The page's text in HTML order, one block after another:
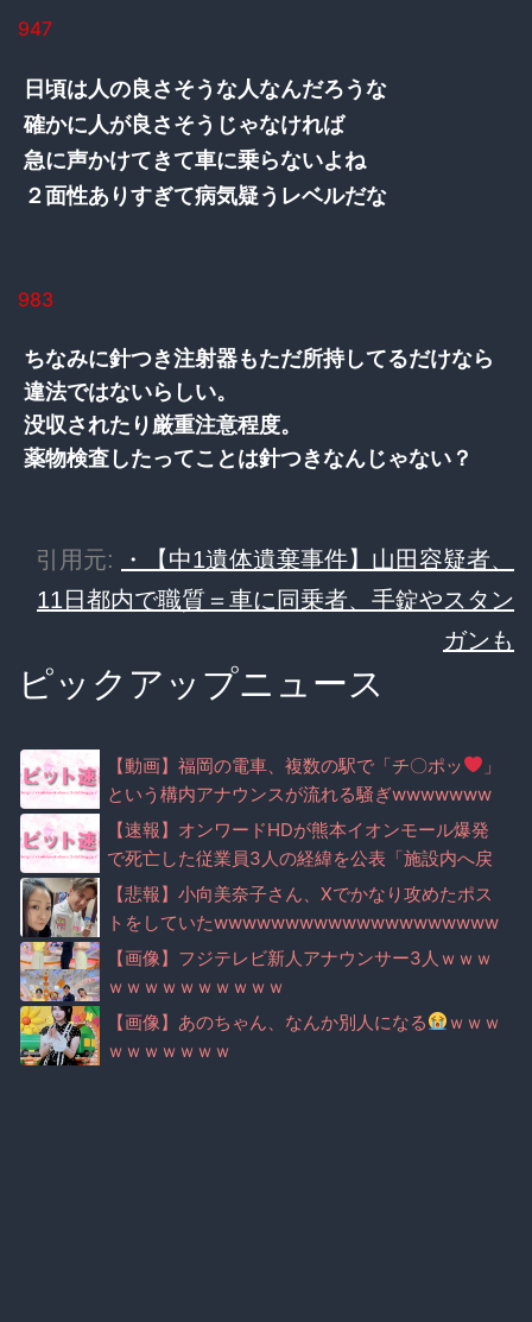
947
日頃は人の良さそうな人なんだろうな
確かに人が良さそうじゃなければ
急に声かけてきて車に乗らないよね
２面性ありすぎて病気疑うレベルだな
983
ちなみに針つき注射器もただ所持してるだけなら
違法ではないらしい。
没収されたり厳重注意程度。
薬物検査したってことは針つきなんじゃない？
引用元:
・【中1遺体遺棄事件】山田容疑者、
11日都内で職質＝車に同乗者、手錠やスタン
ガンも
ピックアップニュース
【動画】福岡の電車、複数の駅で「チ〇ポッ
」
という構内アナウンスが流れる騒ぎwwwwwww
ww
【速報】オンワードHDが熊本イオンモール爆発
で死亡した従業員3人の経緯を公表「施設内へ戻
る指示はせず」「指導不徹底と深く反省」 Xで
は是非めぐり議論
【悲報】小向美奈子さん、Xでかなり攻めたポス
トをしていたwwwwwwwwwwwwwwwwwwww
wwww
【画像】フジテレビ新人アナウンサー3人ｗｗｗ
ｗｗｗｗｗｗｗｗｗｗ
【画像】あのちゃん、なんか別人になる
ｗｗｗ
ｗｗｗｗｗｗｗ